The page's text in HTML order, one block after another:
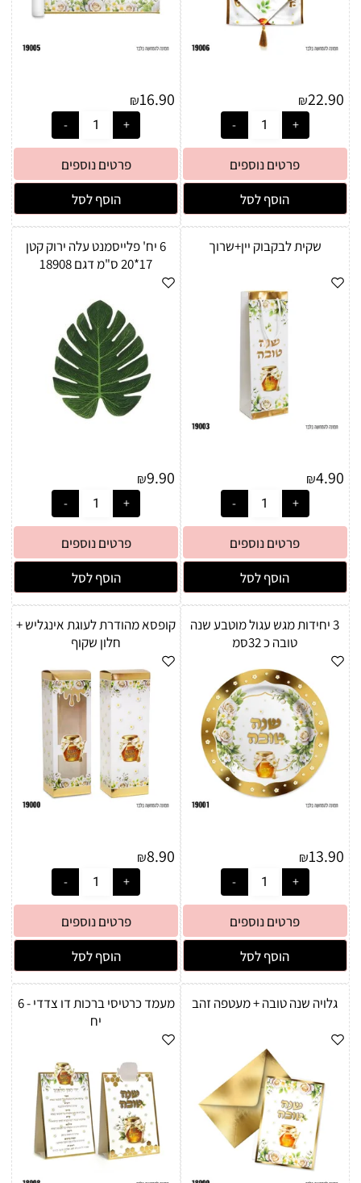
₪22.90
פרטים נוספים
הוסף לסל
₪16.90
פרטים נוספים
הוסף לסל
שקית לבקבוק יין+שרוך
₪4.90
פרטים נוספים
הוסף לסל
6 יח' פלייסמנט עלה ירוק קטן
17*20 ס"מ דגם 18908
₪9.90
פרטים נוספים
הוסף לסל
3 יחידות מגש עגול מוטבע שנה
טובה כ 32סמ
₪13.90
פרטים נוספים
הוסף לסל
קופסא מהודרת לעוגת אינגליש +
חלון שקוף
₪8.90
פרטים נוספים
הוסף לסל
גלויה שנה טובה + מעטפה זהב
מעמד כרטיסי ברכות דו צדדי - 6
יח